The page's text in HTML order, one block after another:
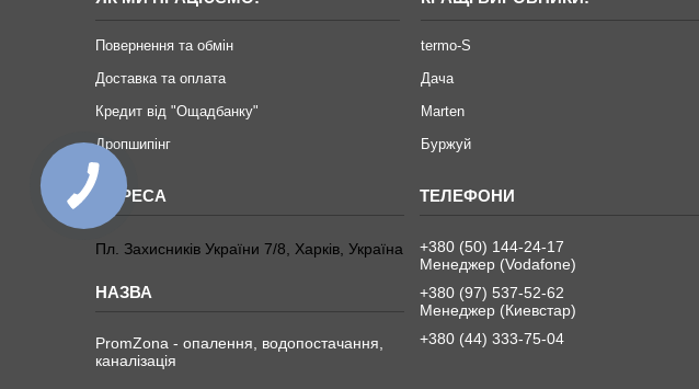
Повернення та обмін
Доставка та оплата
Кредит від "Ощадбанку"
Дропшипінг
termo-S
Дача
Marten
Буржуй
Пл. Захисників України 7/8, Харків, Україна
PromZona - опалення, водопостачання,
каналізація
+380 (50) 144-24-17
Менеджер (Vodafone)
+380 (97) 537-52-62
Менеджер (Киевстар)
+380 (44) 333-75-04